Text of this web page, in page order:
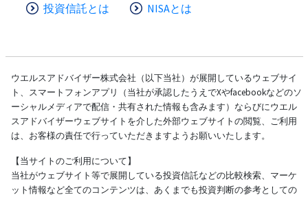
投資信託とは NISAとは
ウエルスアドバイザー株式会社（以下当社）が展開しているウェブサイ
ト、スマートフォンアプリ（当社が承認したうえでXやfacebookなどのソ
ーシャルメディアで配信・共有された情報も含みます）ならびにウエル
スアドバイザーウェブサイトを介した外部ウェブサイトの閲覧、ご利用
は、お客様の責任で行っていただきますようお願いいたします。
【当サイトのご利用について】
当社がウェブサイト等で展開している投資信託などの比較検索、マーケ
ット情報など全てのコンテンツは、あくまでも投資判断の参考としての